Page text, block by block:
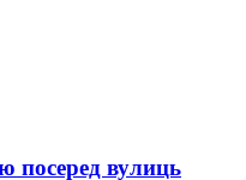
посеред вулиць